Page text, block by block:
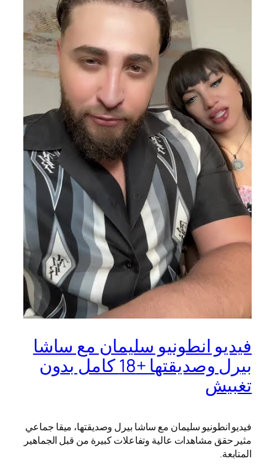
فيديو انطونيو سليمان مع ساشا
بيرل وصديقتها +18 كامل بدون
تغبيش
فيديو انطونيو سليمان مع ساشا بيرل وصديقتها، ميقا جماعي
مثير حقق مشاهدات عالية وتفاعلات كبيرة من قبل الجماهير
المتابعة.